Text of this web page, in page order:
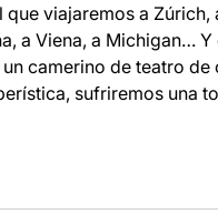
viajaremos a Zúrich,
a Viena, a Michigan…
camerino de teatro
sufriremos una